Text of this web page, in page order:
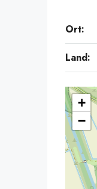
Ort:
Land:
+
−